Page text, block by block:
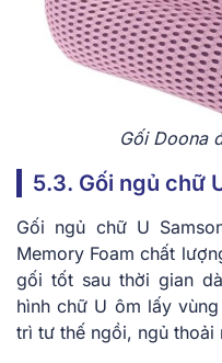
Gối Doona
5.3. Gối ngủ chữ
Gối ngủ chữ U
Memory Foam chất
gối tốt sau thời gian
hình chữ U ôm lấy
trì tư thế ngồi, ngủ thoải